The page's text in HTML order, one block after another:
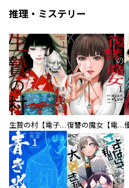
推理・ミステリー
生贄の村【電子単行本版】 復讐の魔女【電子単行本版】